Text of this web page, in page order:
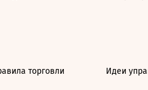
торговли Идеи